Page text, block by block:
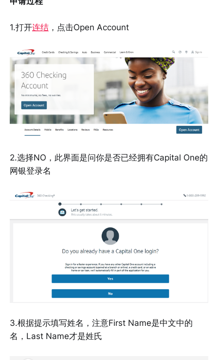
1.打开连结 ，点击Open Account
2.选择NO，此界面是问你是否已经拥有Capital One的
网银登录名
3.根据提示填写姓名，注意First Name是中文中的
名，Last Name才是姓氏